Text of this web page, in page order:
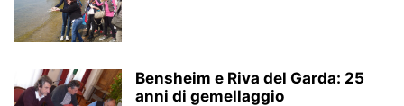
Bensheim e Riva del Garda: 25
anni di gemellaggio